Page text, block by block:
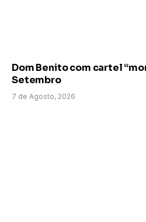
Dom Benito com cartel
Setembro
7 de Agosto, 2026